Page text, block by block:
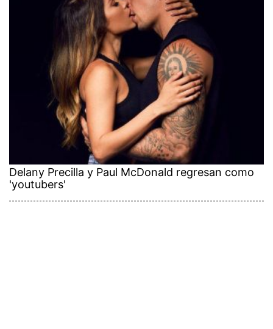
Delany Precilla y Paul McDonald regresan como
'youtubers'